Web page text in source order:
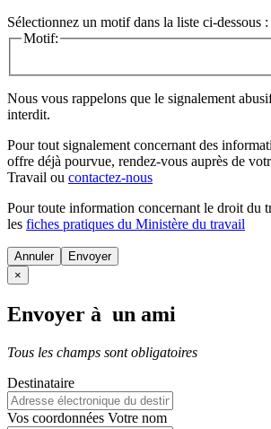
Sélectionnez un motif dans la liste ci-dessous :
Motif:
Nous vous rappelons que le signalement
interdit.
Pour tout signalement concernant des
offre déjà pourvue, rendez-vous auprès de
Travail ou contactez-nous
Pour toute information concernant le droit du
les fiches pratiques du Ministère du travail
Annuler
×
Envoyer à un ami
Tous les champs sont obligatoires
Destinataire
Vos coordonnées Votre nom